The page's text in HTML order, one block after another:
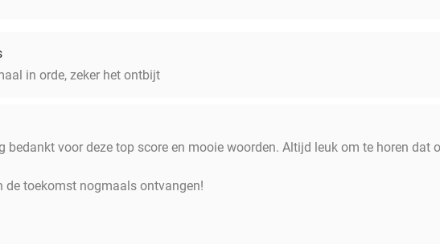
in orde, zeker het ontbijt
bedankt voor deze top score en mooie woorden. Altijd leuk om te horen dat
de toekomst nogmaals ontvangen!